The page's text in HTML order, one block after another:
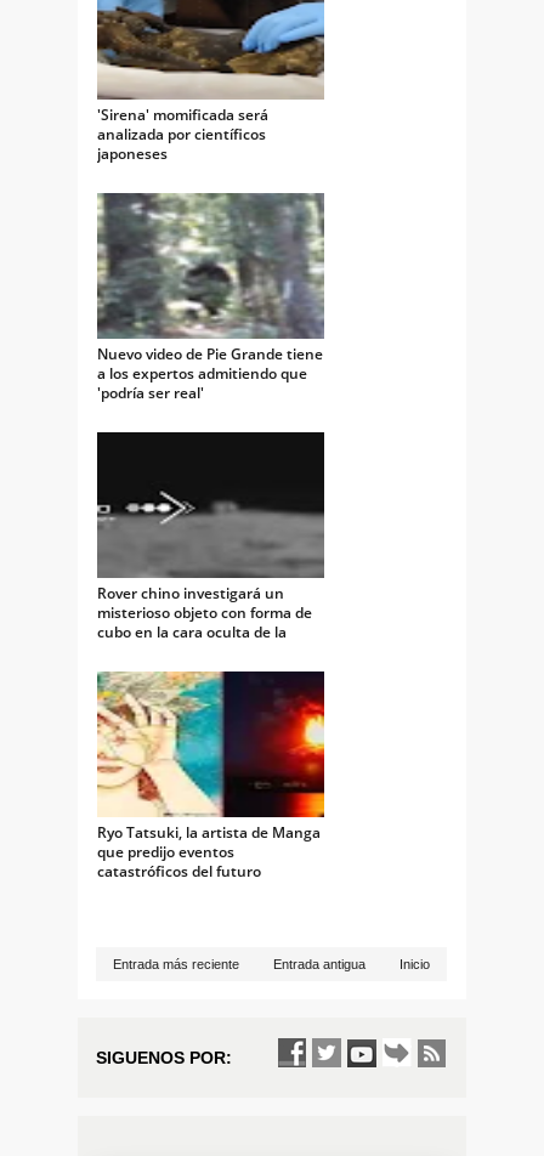
'Sirena' momificada será
analizada por científicos
japoneses
Nuevo video de Pie Grande tiene
a los expertos admitiendo que
'podría ser real'
Rover chino investigará un
misterioso objeto con forma de
cubo en la cara oculta de la
Ryo Tatsuki, la artista de Manga
que predijo eventos
catastróficos del futuro
Entrada más reciente Entrada antigua Inicio
SIGUENOS POR: